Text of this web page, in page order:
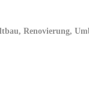
Renovierung,